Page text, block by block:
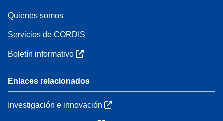
Quienes somos
Servicios de CORDIS
Boletín informativo
Enlaces relacionados
Investigación e innovación